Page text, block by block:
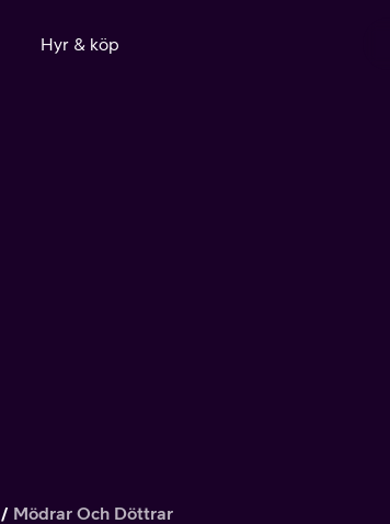
Hyr & köp
Mödrar Och Döttrar